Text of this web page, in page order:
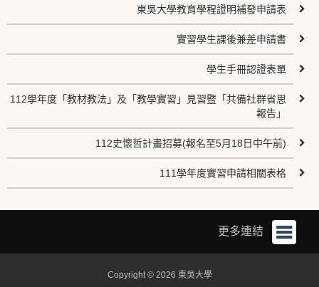
東吳大學教育學程證明補發申請表
實習學生課後兼差申請書
學生手冊認證表單
112學年度「教材教法」及「教學實習」見習暨「共備社群省思
報告」
112史懷哲計畫招募(報名至5月18日中午前)
111學年度實習申請相關表格
更多連結
Copyright © 2026 東吳大學